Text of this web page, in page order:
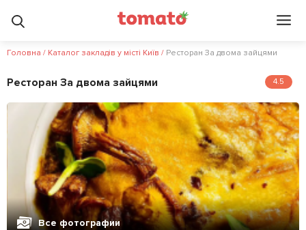
Головна / Каталог закладів у місті Київ / Ресторан За двома зайцями
Ресторан За двома зайцями 4.5
Все фотографии